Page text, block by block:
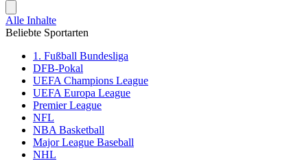
Alle Inhalte
Beliebte Sportarten
1. Fußball Bundesliga
DFB-Pokal
UEFA Champions League
UEFA Europa League
Premier League
NFL
NBA Basketball
Major League Baseball
NHL